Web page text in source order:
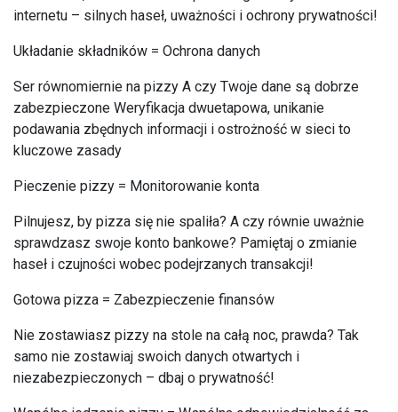
internetu – silnych haseł, uważności i ochrony prywatności!
Układanie składników = Ochrona danych
Ser równomiernie na pizzy A czy Twoje dane są dobrze
zabezpieczone Weryfikacja dwuetapowa, unikanie
podawania zbędnych informacji i ostrożność w sieci to
kluczowe zasady
Pieczenie pizzy = Monitorowanie konta
Pilnujesz, by pizza się nie spaliła? A czy równie uważnie
sprawdzasz swoje konto bankowe? Pamiętaj o zmianie
haseł i czujności wobec podejrzanych transakcji!
Gotowa pizza = Zabezpieczenie finansów
Nie zostawiasz pizzy na stole na całą noc, prawda? Tak
samo nie zostawiaj swoich danych otwartych i
niezabezpieczonych – dbaj o prywatność!